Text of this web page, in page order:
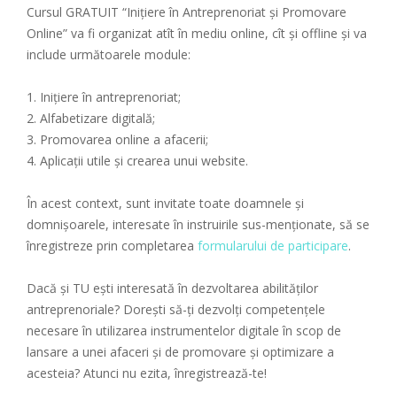
Cursul GRATUIT “Inițiere în Antreprenoriat și Promovare
Online” va fi organizat atît în mediu online, cît și offline și va
include următoarele module:
1. Inițiere în antreprenoriat;
2. Alfabetizare digitală;
3. Promovarea online a afacerii;
4. Aplicații utile și crearea unui website.
În acest context, sunt invitate toate doamnele și
domnișoarele, interesate în instruirile sus-menționate, să se
înregistreze prin completarea formularului de participare.
Dacă și TU ești interesată în dezvoltarea abilităților
antreprenoriale? Dorești să-ți dezvolți competențele
necesare în utilizarea instrumentelor digitale în scop de
lansare a unei afaceri și de promovare și optimizare a
acesteia? Atunci nu ezita, înregistrează-te!